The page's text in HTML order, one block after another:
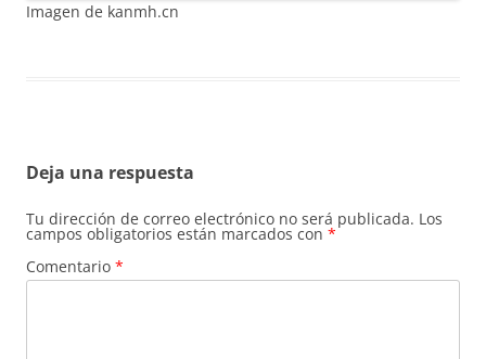
Imagen de kanmh.cn
Deja una respuesta
Tu dirección de correo electrónico no será publicada. Los
campos obligatorios están marcados con *
Comentario *